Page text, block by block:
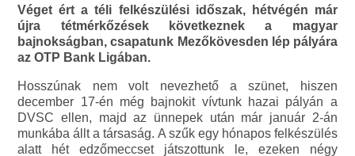
Véget ért a téli felkészülési időszak, hétvégén már
újra tétmérkőzések következnek a magyar
bajnokságban, csapatunk Mezőkövesden lép pályára
az OTP Bank Ligában.
Hosszúnak nem volt nevezhető a szünet, hiszen
december 17-én még bajnokit vívtunk hazai pályán a
DVSC ellen, majd az ünnepek után már január 2-án
munkába állt a társaság. A szűk egy hónapos felkészülés
alatt hét edzőmeccset játszottunk le, ezeken négy